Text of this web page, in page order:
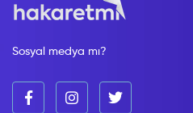
Sosyal medya mı?